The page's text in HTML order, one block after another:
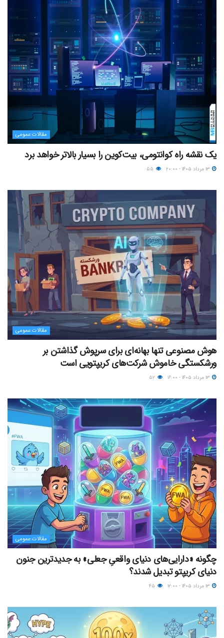
مقالات عمومی
یک نقشه راه کوانتومی، بیت‌کوین را بسیار بالاتر خواهد برد
مقالات عمومی
هوش مصنوعی تنها بهانه‌ای برای سرپوش گذاشتن بر
ورشکستگی خاموش شرکت‌های کریپتویی است
مقالات عمومی
چگونه «دارایی‌های دنیای واقعیِ جعلی» به جدیدترین جنون
دنیای کریپتو تبدیل شدند؟